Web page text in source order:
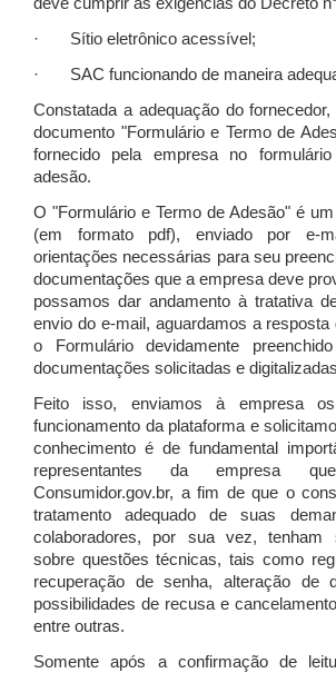
deve cumprir as exigências do Decreto
· Sítio eletrônico acessível;
· SAC funcionando de maneira
Constatada a adequação do
documento "Formulário e Termo de
fornecido pela empresa no
adesão.
O "Formulário e Termo de Adesão" é
(em formato pdf), enviado por e-
orientações necessárias para seu
documentações que a empresa deve
possamos dar andamento à tratativa
envio do e-mail, aguardamos a
o Formulário devidamente
documentações solicitadas e
Feito isso, enviamos à empresa
funcionamento da plataforma e
conhecimento é de fundamental
representantes da empresa
Consumidor.gov.br, a fim de que o
tratamento adequado de suas
colaboradores, por sua vez, tenham
sobre questões técnicas, tais como
recuperação de senha, alteração de
possibilidades de recusa e
entre outras.
Somente após a confirmação de